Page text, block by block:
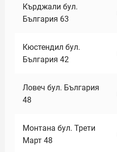
Кърджали бул.
България 63
Кюстендил бул.
България 42
Ловеч бул. България
48
Монтана бул. Трети
Март 48